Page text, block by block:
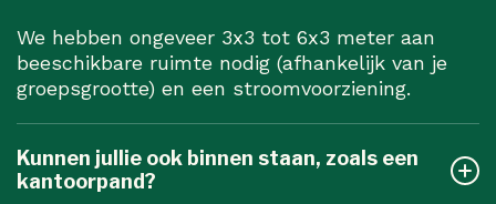
We hebben ongeveer 3x3 tot 6x3 meter aan
beeschikbare ruimte nodig (afhankelijk van je
groepsgrootte) en een stroomvoorziening.
Kunnen jullie ook binnen staan, zoals een
kantoorpand?